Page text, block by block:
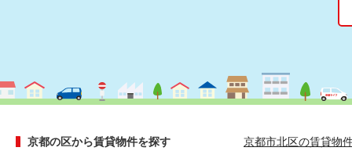
京都の区から賃貸物件を探す
京都市北区の賃貸物